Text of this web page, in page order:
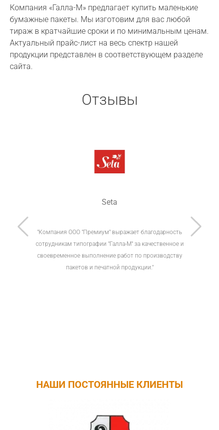
Компания «Галла-М» предлагает купить маленькие
бумажные пакеты. Мы изготовим для вас любой
тираж в кратчайшие сроки и по минимальным ценам.
Актуальный прайс-лист на весь спектр нашей
продукции представлен в соответствующем разделе
сайта.
Отзывы
Seta
"Компания ООО "Премиум" выражает благодарность
сотрудникам типографии "Галла-М" за качественное и
своевременное выполнение работ по производству
пакетов и печатной продукции."
НАШИ ПОСТОЯННЫЕ КЛИЕНТЫ